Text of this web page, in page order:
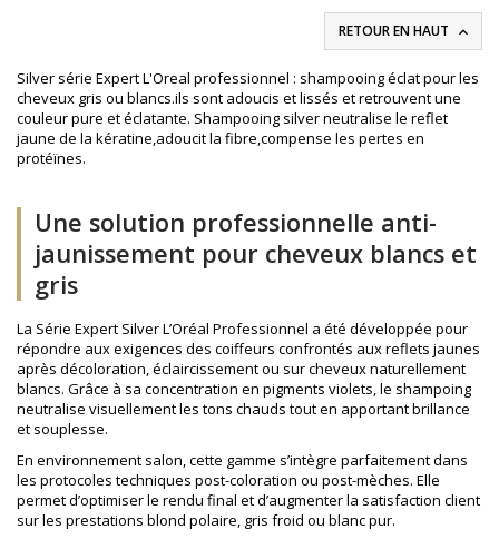
RETOUR EN HAUT 
Silver série Expert L'Oreal professionnel : shampooing éclat pour les
cheveux gris ou blancs.ils sont adoucis et lissés et retrouvent une
couleur pure et éclatante. Shampooing silver neutralise le reflet
jaune de la kératine,adoucit la fibre,compense les pertes en
protéïnes.
Une solution professionnelle anti-
jaunissement pour cheveux blancs et
gris
La Série Expert Silver L’Oréal Professionnel a été développée pour
répondre aux exigences des coiffeurs confrontés aux reflets jaunes
après décoloration, éclaircissement ou sur cheveux naturellement
blancs. Grâce à sa concentration en pigments violets, le shampoing
neutralise visuellement les tons chauds tout en apportant brillance
et souplesse.
En environnement salon, cette gamme s’intègre parfaitement dans
les protocoles techniques post-coloration ou post-mèches. Elle
permet d’optimiser le rendu final et d’augmenter la satisfaction client
sur les prestations blond polaire, gris froid ou blanc pur.